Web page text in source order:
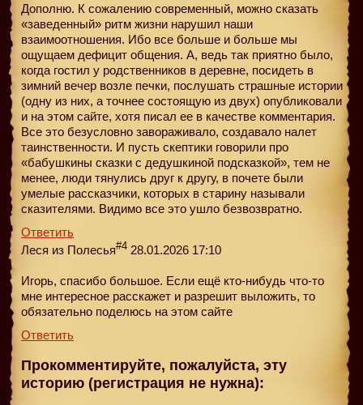
Дополню. К сожалению современный, можно сказать
«заведенный» ритм жизни нарушил наши
взаимоотношения. Ибо все больше и больше мы
ощущаем дефицит общения. А, ведь так приятно было,
когда гостил у родственников в деревне, посидеть в
зимний вечер возле печки, послушать страшные истории
(одну из них, а точнее состоящую из двух) опубликовали
и на этом сайте, хотя писал ее в качестве комментария.
Все это безусловно завораживало, создавало налет
таинственности. И пусть скептики говорили про
«бабушкины сказки с дедушкиной подсказкой», тем не
менее, люди тянулись друг к другу, в почете были
умелые рассказчики, которых в старину называли
сказителями. Видимо все это ушло безвозвратно.
Ответить
Леся из Полесья#4 28.01.2026 17:10
Игорь, спасибо большое. Если ещё кто-нибудь что-то
мне интересное расскажет и разрешит выложить, то
обязательно поделюсь на этом сайте
Ответить
Прокомментируйте, пожалуйста, эту
историю (регистрация не нужна):